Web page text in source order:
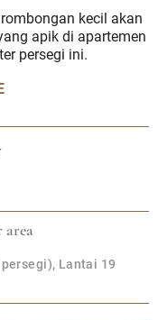
kecil akan
apik di apartemen
persegi ini.
Lantai 19